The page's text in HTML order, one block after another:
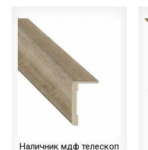
(+64.00 грн)
дуб
светлый/экошпон
шале/ПВХ
(+64.00 грн)
Наличник мдф телескоп